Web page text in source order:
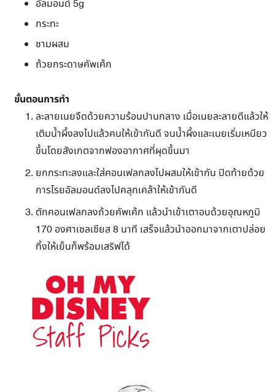
อัลมอนด์ 5g
กระทะ
ชามผสม
ถ้วยกระดาษคัพเค้ก
ขั้นตอนการทำ
ละลายเนยจืดด้วยความร้อนปานกลาง เมื่อเนยละลายดีแล้วให้
เติมน้ำผึ้งลงไปแล้วคนให้เข้ากันดี จนน้ำผึ้งและเนยเริ่มเหนียว
ขึ้นโดยสังเกตจากฟองอากาศที่ผุดขึ้นมา
ยกกระทะลงและใส่คอนเฟลกลงไปผสมให้เข้ากัน ปิดท้ายด้วย
การโรยอัลมอนด์ลงไปคลุกเคล้าให้เข้ากันดี
ตักคอนเฟลกลงถ้วยคัพเค้ก แล้วนำเข้าเตาอบด้วยอุณหภูมิ
170 องศาเซลเซียส 8 นาที เสร็จแล้วนำออกมาจากเตาปล่อย
ทิ้งให้เย็นก็พร้อมเสริฟได้